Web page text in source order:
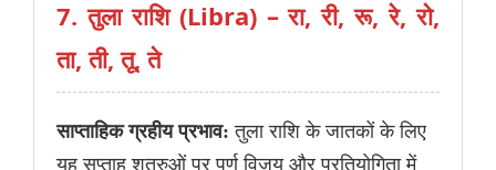
7. तुला राशि (Libra) – रा, री, रू, रे, रो,
ता, ती, तू, ते
साप्ताहिक ग्रहीय प्रभाव: तुला राशि के जातकों के लिए
यह सप्ताह शत्रुओं पर पूर्ण विजय और प्रतियोगिता में